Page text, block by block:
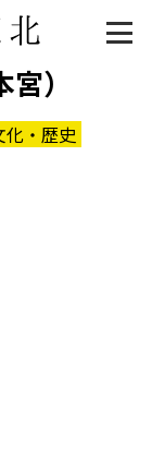
）
化・歴史